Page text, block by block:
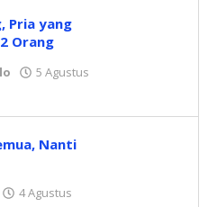
Pria yang
Orang
5 Agustus
Nanti
4 Agustus